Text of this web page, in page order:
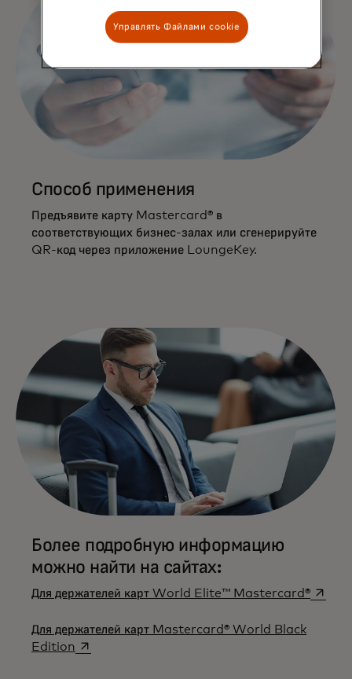
Способ применения
Предъявите карту Mastercard® в
соответствующих бизнес-залах или сгенерируйте
QR-код через приложение LoungeKey.
Более подробную информацию
можно найти на сайтах:
Для держателей карт World Elite™ Mastercard®opens
Для держателей карт Mastercard® World Black
Edition opens in a new tab
Управлять Файлами cookie